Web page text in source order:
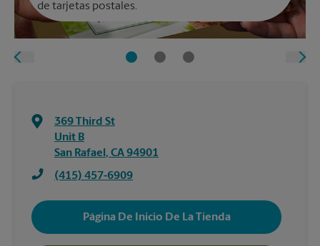
de tarjetas postales.
369 Third St
Unit B
San Rafael , CA94901
(415) 457-6909
Página De Inicio De La Tienda